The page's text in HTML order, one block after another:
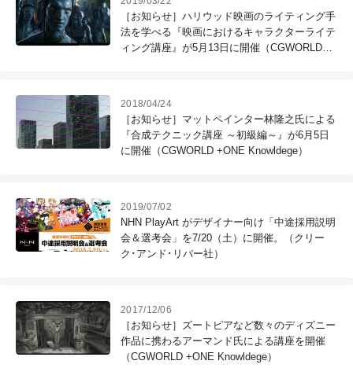
［お知らせ］ハリウッド映画のライティング手
法を学べる『映画におけるキャラクターライテ
ィング講座』が5月13日に開催（CGWORLD
2018/04/24
［お知らせ］マットペインター林隆之氏による
『合成テクニック講座 ～初級編～』が6月5日
に開催（CGWORLD +ONE Knowldege）
2019/07/02
NHN PlayArt がデザイナー向け「中途採用説明
会＆選考会」を7/20（土）に開催。（クリー
ク･アンド･リバー社）
2017/12/06
［お知らせ］ズートピアなど数々のディズニー
作品に携わるアーマンド氏による講座を開催
（CGWORLD +ONE Knowldege）